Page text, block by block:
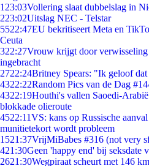
1 23:03Vollering slaat dubbelslag in
223:02Uitslag NEC - Telstar
5522:47EU bekritiseert Meta en
Ceuta
322:27Vrouw krijgt door verwisseling
ingebracht
2722:24Britney Spears: "Ik geloof
4322:22Random Pics van de Dag
4322:19Houthi's vallen Saoedi-
blokkade olieroute
4522:11VS: kans op Russische
munitietekort wordt probleem
1521:37VrijMiBabes #316 (not very
421:30Geen 'happy end' bij seksdate
2621:30Wegpiraat scheurt met 146